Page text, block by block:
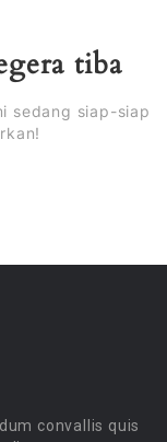
tiba
sedang siap-siap
convallis quis